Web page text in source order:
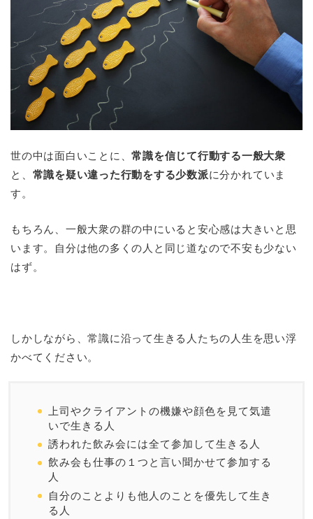
世の中は面白いことに、常識を信じて行動する一般大衆
と、 常識を疑い違った行動をする少数派に分かれていま
す。
もちろん、一般大衆の群の中にいると安心感は大きいと思
います。自分は他の多くの人と同じ道なので不安も少ない
はず。
しかしながら、常識に沿って生きる人たちの人生を思い浮
かべてください。
上司やクライアントの機嫌や顔色を見て気遣
いで生きる人
誘われた飲み会には全て参加して生きる人
飲み会も仕事の１つと言い聞かせて参加する
人
自分のことよりも他人のことを優先して生き
る人